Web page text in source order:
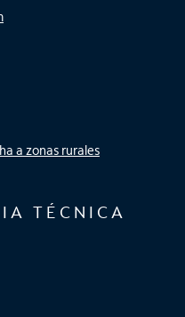
a zonas rurales
TÉCNICA